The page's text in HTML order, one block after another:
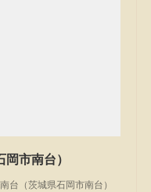
市南台）
台（茨城県石岡市南台）